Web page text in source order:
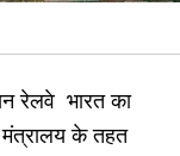
रेलवे भारत का
के तहत